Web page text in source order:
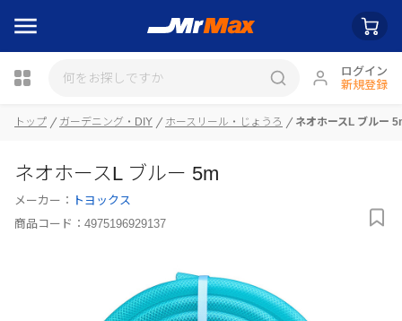
ログイン
新規登録
瓶詰
トップ ガーデニング・DIY ホースリール・じょうろ ネオホースL ブルー
ネオホースL ブルー 5m
メーカー：
トヨックス
商品コード： 4975196929137